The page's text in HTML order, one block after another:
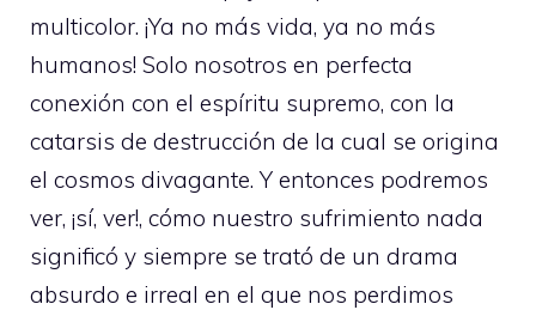
multicolor. ¡Ya no más vida, ya no más
humanos! Solo nosotros en perfecta
conexión con el espíritu supremo, con la
catarsis de destrucción de la cual se origina
el cosmos divagante. Y entonces podremos
ver, ¡sí, ver!, cómo nuestro sufrimiento nada
significó y siempre se trató de un drama
absurdo e irreal en el que nos perdimos